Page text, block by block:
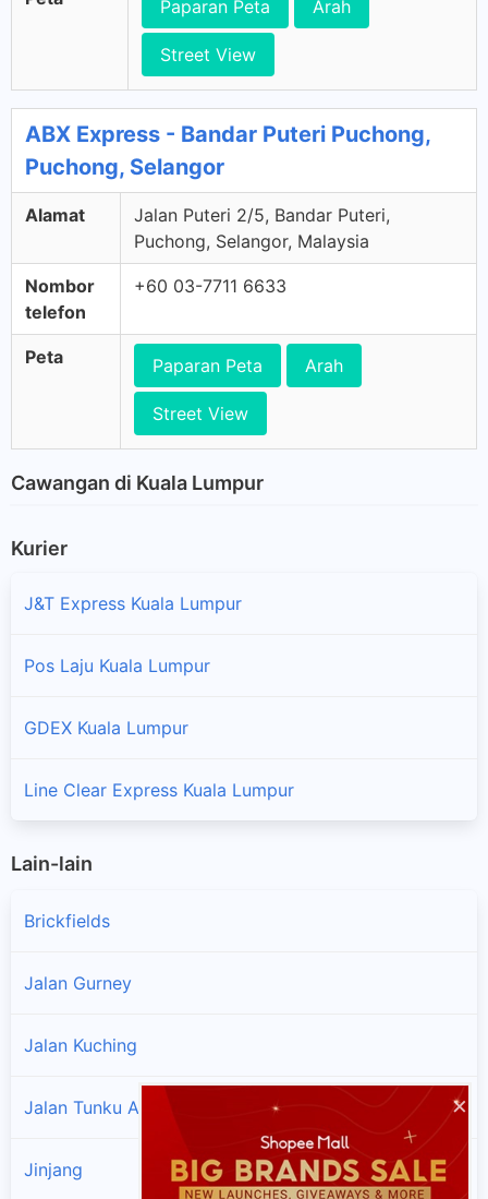
Paparan Peta Arah
Street View
ABX Express - Bandar Puteri Puchong,
Puchong, Selangor
Alamat
Jalan Puteri 2/5, Bandar Puteri,
Puchong, Selangor, Malaysia
Nombor
telefon
+60 03-7711 6633
Peta Paparan Peta Arah
Street View
Cawangan di Kuala Lumpur
Kurier
J&T Express Kuala Lumpur
Pos Laju Kuala Lumpur
GDEX Kuala Lumpur
Line Clear Express Kuala Lumpur
Lain-lain
Brickfields
Jalan Gurney
Jalan Kuching
Jalan Tunku Abdul Rahman
Jinjang
×